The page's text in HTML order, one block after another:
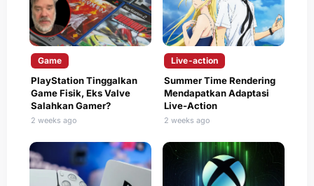
Game
PlayStation Tinggalkan
Game Fisik, Eks Valve
Salahkan Gamer?
2 weeks ago
Live-action
Summer Time Rendering
Mendapatkan Adaptasi
Live-Action
2 weeks ago